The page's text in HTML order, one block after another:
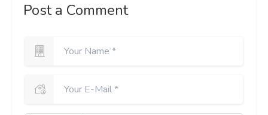
Post a Comment